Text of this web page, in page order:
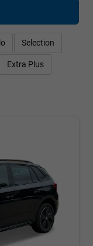
Selection
Extra Plus